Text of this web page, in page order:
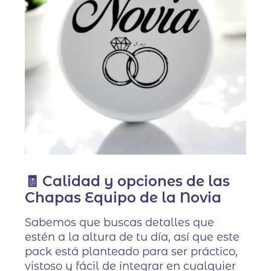
🧾 Calidad y opciones de las
Chapas Equipo de la Novia
Sabemos que buscas detalles que
estén a la altura de tu día, así que este
pack está planteado para ser práctico,
vistoso y fácil de integrar en cualquier